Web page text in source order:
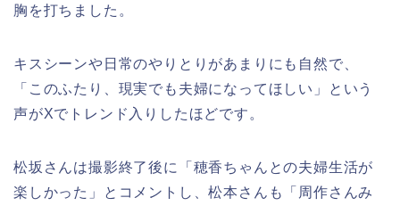
胸を打ちました。
キスシーンや日常のやりとりがあまりにも自然で、
「このふたり、現実でも夫婦になってほしい」という
声がXでトレンド入りしたほどです。
松坂さんは撮影終了後に「穂香ちゃんとの夫婦生活が
楽しかった」とコメントし、松本さんも「周作さんみ